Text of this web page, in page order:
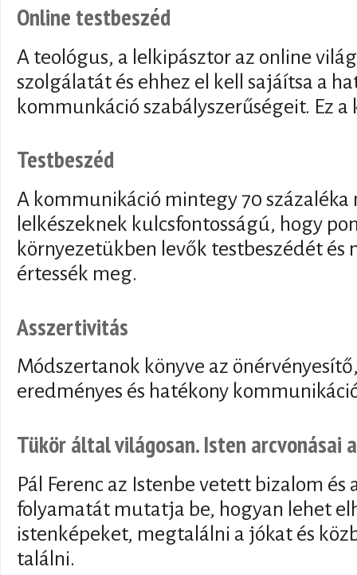
Online testbeszéd
A teológus, a lelkipásztor az online
szolgálatát és ehhez el kell sajáítsa a
kommunkáció szabályszerűségeit. Ez a
Testbeszéd
A kommunikáció mintegy 70 százaléka
lelkészeknek kulcsfontosságú, hogy
környezetükben levők testbeszédét és
értessék meg.
Asszertivitás
Módszertanok könyve az
eredményes és hatékony
Tükör által világosan. Isten arcvonásai
Pál Ferenc az Istenbe vetett bizalom
folyamatát mutatja be, hogyan lehet
istenképeket, megtalálni a jókat és
találni.